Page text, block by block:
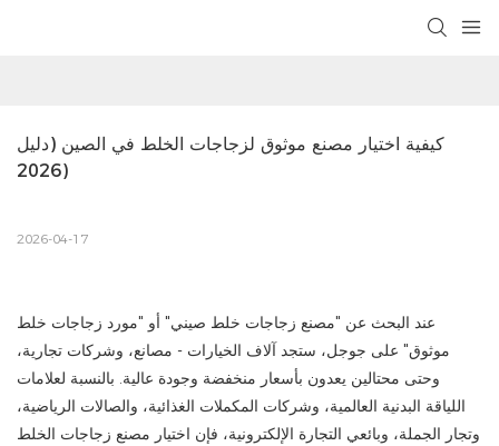
كيفية اختيار مصنع موثوق لزجاجات الخلط في الصين (دليل
2026)
2026-04-17
عند البحث عن "مصنع زجاجات خلط صيني" أو "مورد زجاجات خلط
موثوق" على جوجل، ستجد آلاف الخيارات - مصانع، وشركات تجارية،
وحتى محتالين يعدون بأسعار منخفضة وجودة عالية. بالنسبة لعلامات
اللياقة البدنية العالمية، وشركات المكملات الغذائية، والصالات الرياضية،
وتجار الجملة، وبائعي التجارة الإلكترونية، فإن اختيار مصنع زجاجات الخلط